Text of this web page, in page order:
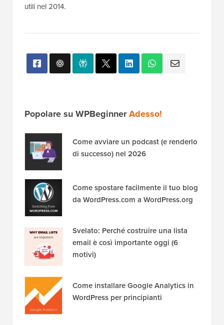
utili nel 2014.
Popolare su WPBeginnerAdesso!
Come avviare un podcast (e renderlo
di successo) nel 2026
Come spostare facilmente il tuo blog
da WordPress.com a WordPress.org
Svelato: Perché costruire una lista
email è così importante oggi (6
motivi)
Come installare Google Analytics in
WordPress per principianti